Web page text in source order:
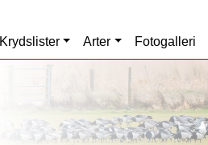
Krydslister Arter Fotogalleri